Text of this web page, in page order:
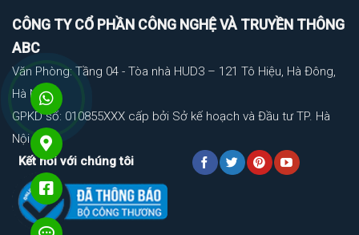
CÔNG TY CỔ PHẦN CÔNG NGHỆ VÀ TRUYỀN THÔNG
ABC
Văn Phòng: Tầng 04 - Tòa nhà HUD3 – 121 Tô Hiệu, Hà Đông,
Hà Nội
GPKD số: 010855XXX cấp bởi Sở kế hoạch và Đầu tư TP. Hà
Nội
Kết nối với chúng tôi